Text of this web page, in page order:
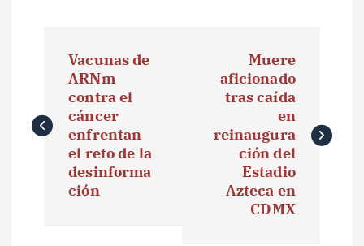
v
e
Vacunas de
ARNm
contra el
cáncer
enfrentan
el reto de la
desinforma
ción
Muere
aficionado
tras caída
en
reinaugura
ción del
Estadio
Azteca en
CDMX